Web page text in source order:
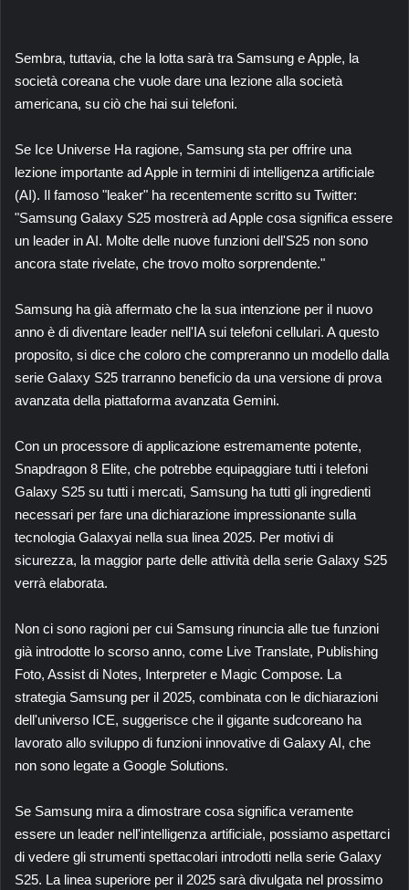
Sembra, tuttavia, che la lotta sarà tra Samsung e Apple, la
società coreana che vuole dare una lezione alla società
americana, su ciò che hai sui telefoni.
Se Ice Universe Ha ragione, Samsung sta per offrire una
lezione importante ad Apple in termini di intelligenza artificiale
(AI). Il famoso "leaker" ha recentemente scritto su Twitter:
"Samsung Galaxy S25 mostrerà ad Apple cosa significa essere
un leader in AI. Molte delle nuove funzioni dell'S25 non sono
ancora state rivelate, che trovo molto sorprendente."
Samsung ha già affermato che la sua intenzione per il nuovo
anno è di diventare leader nell'IA sui telefoni cellulari. A questo
proposito, si dice che coloro che compreranno un modello dalla
serie Galaxy S25 trarranno beneficio da una versione di prova
avanzata della piattaforma avanzata Gemini.
Con un processore di applicazione estremamente potente,
Snapdragon 8 Elite, che potrebbe equipaggiare tutti i telefoni
Galaxy S25 su tutti i mercati, Samsung ha tutti gli ingredienti
necessari per fare una dichiarazione impressionante sulla
tecnologia Galaxyai nella sua linea 2025. Per motivi di
sicurezza, la maggior parte delle attività della serie Galaxy S25
verrà elaborata.
Non ci sono ragioni per cui Samsung rinuncia alle tue funzioni
già introdotte lo scorso anno, come Live Translate, Publishing
Foto, Assist di Notes, Interpreter e Magic Compose. La
strategia Samsung per il 2025, combinata con le dichiarazioni
dell'universo ICE, suggerisce che il gigante sudcoreano ha
lavorato allo sviluppo di funzioni innovative di Galaxy AI, che
non sono legate a Google Solutions.
Se Samsung mira a dimostrare cosa significa veramente
essere un leader nell'intelligenza artificiale, possiamo aspettarci
di vedere gli strumenti spettacolari introdotti nella serie Galaxy
S25. La linea superiore per il 2025 sarà divulgata nel prossimo